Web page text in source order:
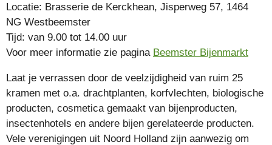
Locatie: Brasserie de Kerckhean, Jisperweg 57, 1464
NG Westbeemster
Tijd: van 9.00 tot 14.00 uur
Voor meer informatie zie pagina Beemster Bijenmarkt
Laat je verrassen door de veelzijdigheid van ruim 25
kramen met o.a. drachtplanten, korfvlechten, biologische
producten, cosmetica gemaakt van bijenproducten,
insectenhotels en andere bijen gerelateerde producten.
Vele verenigingen uit Noord Holland zijn aanwezig om